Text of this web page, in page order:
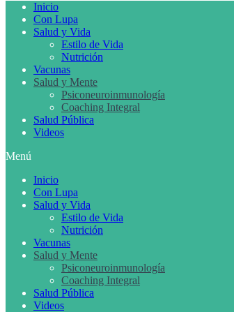
Inicio
Con Lupa
Salud y Vida
Estilo de Vida
Nutrición
Vacunas
Salud y Mente
Psiconeuroinmunología
Coaching Integral
Salud Pública
Videos
Menú
Inicio
Con Lupa
Salud y Vida
Estilo de Vida
Nutrición
Vacunas
Salud y Mente
Psiconeuroinmunología
Coaching Integral
Salud Pública
Videos